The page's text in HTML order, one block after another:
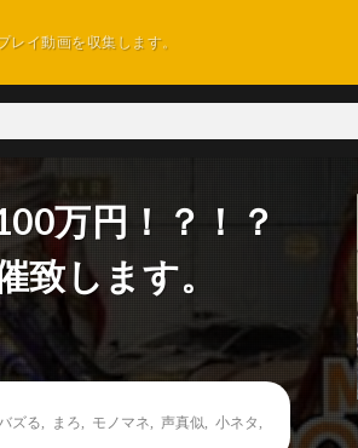
イ動画を収集します。
万円！？！？
致します。
バズる まろ モノマネ 声真似 小ネタ